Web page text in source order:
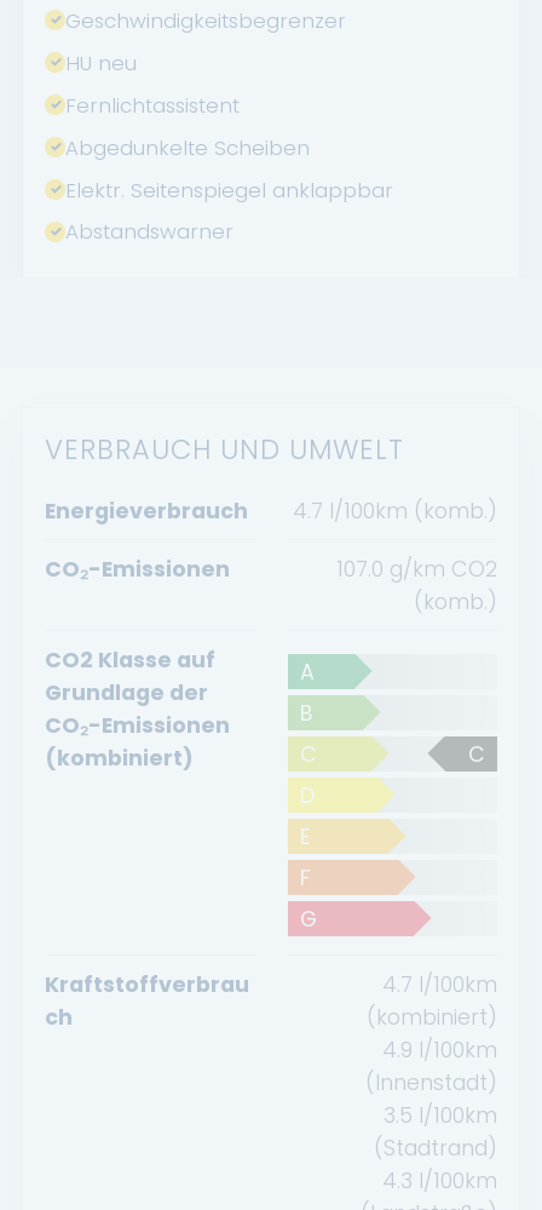
Geschwindigkeitsbegrenzer
HU neu
Fernlichtassistent
Abgedunkelte Scheiben
Elektr. Seitenspiegel anklappbar
Abstandswarner
VERBRAUCH UND UMWELT
Energieverbrauch
4.7 l/100km (komb.)
CO₂-Emissionen
107.0 g/km CO2
(komb.)
CO2 Klasse auf
Grundlage der
CO₂-Emissionen
(kombiniert)
A
B
C
C
D
E
F
G
Kraftstoffverbrau
ch
4.7 l/100km
(kombiniert)
4.9 l/100km
(Innenstadt)
3.5 l/100km
(Stadtrand)
4.3 l/100km